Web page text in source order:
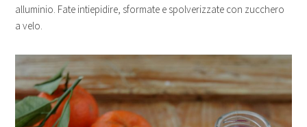
alluminio. Fate intiepidire, sformate e spolverizzate con zucchero
a velo.